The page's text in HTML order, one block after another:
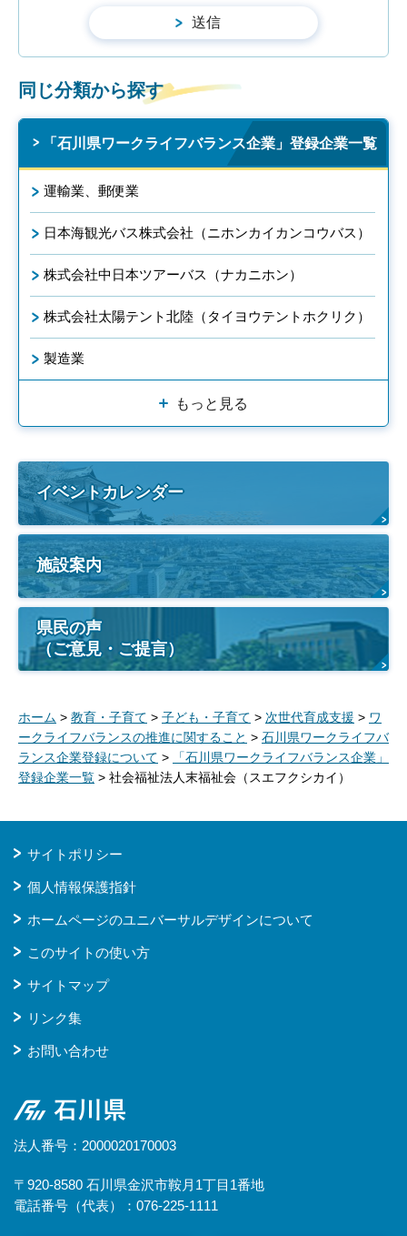
同じ分類から探す
「石川県ワークライフバランス企業」登録企業一覧
運輸業、郵便業
日本海観光バス株式会社（ニホンカイカンコウバス）
株式会社中日本ツアーバス（ナカニホン）
株式会社太陽テント北陸（タイヨウテントホクリク）
製造業
もっと見る
イベントカレンダー
施設案内
県民の声
（ご意見・ご提言）
ホーム > 教育・子育て > 子ども・子育て > 次世代育成支援 > ワ
ークライフバランスの推進に関すること > 石川県ワークライフバ
ランス企業登録について >
「石川県ワークライフバランス企業」
登録企業一覧 > 社会福祉法人末福祉会（スエフクシカイ）
サイトポリシー
個人情報保護指針
ホームページのユニバーサルデザインについて
このサイトの使い方
サイトマップ
リンク集
お問い合わせ
石川県
法人番号：2000020170003
〒920-8580 石川県金沢市鞍月1丁目1番地
電話番号（代表）：076-225-1111